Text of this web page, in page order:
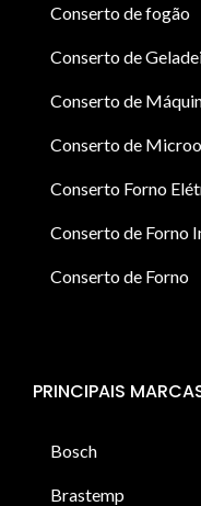
Conserto de fogão
Conserto de
Conserto de
Conserto de
Conserto Forno
Conserto de Forno
Conserto de Forno
PRINCIPAIS
Bosch
Brastemp